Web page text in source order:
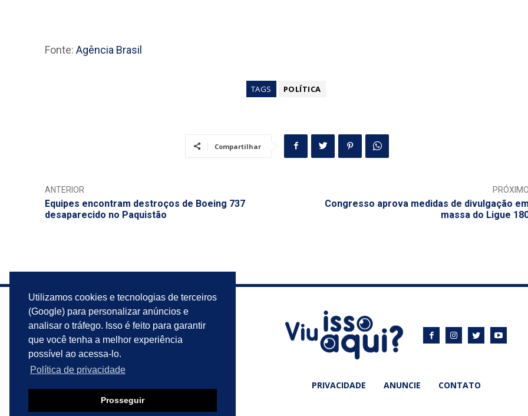
Utilizamos cookies e tecnologias de terceiros
(Google) para personalizar anúncios e
analisar o tráfego. Isso é feito para garantir
que você tenha a melhor experiência
possível ao acessa-lo.
Política de privacidade
Prosseguir
Fonte: Agência Brasil
TAGS POLÍTICA
Compartilhar
ANTERIOR
Equipes encontram destroços de Boeing 737
desaparecido no Paquistão
Congresso aprova medidas de divulgação
massa do Ligue
PRIVACIDADE ANUNCIE CONTATO